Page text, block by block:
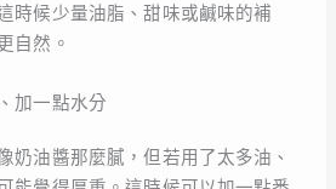
時候少量油脂、甜味或鹹味的補
自然。
加一點水分
奶油醬那麼膩，但若用了太多油、